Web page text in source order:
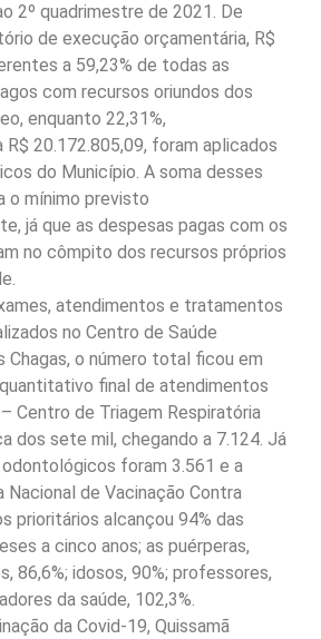
2º quadrimestre de 2021. De
de execução orçamentária, R$
a 59,23% de todas as
com recursos oriundos dos
enquanto 22,31%,
20.172.805,09, foram aplicados
do Município. A soma desses
o mínimo previsto
já que as despesas pagas com os
no cômpito dos recursos próprios
atendimentos e tratamentos
no Centro de Saúde
Chagas, o número total ficou em
final de atendimentos
Centro de Triagem Respiratória
dos sete mil, chegando a 7.124. Já
foram 3.561 e a
Nacional de Vacinação Contra
prioritários alcançou 94% das
a cinco anos; as puérperas,
86,6%; idosos, 90%; professores,
da saúde, 102,3%.
da Covid-19, Quissamã